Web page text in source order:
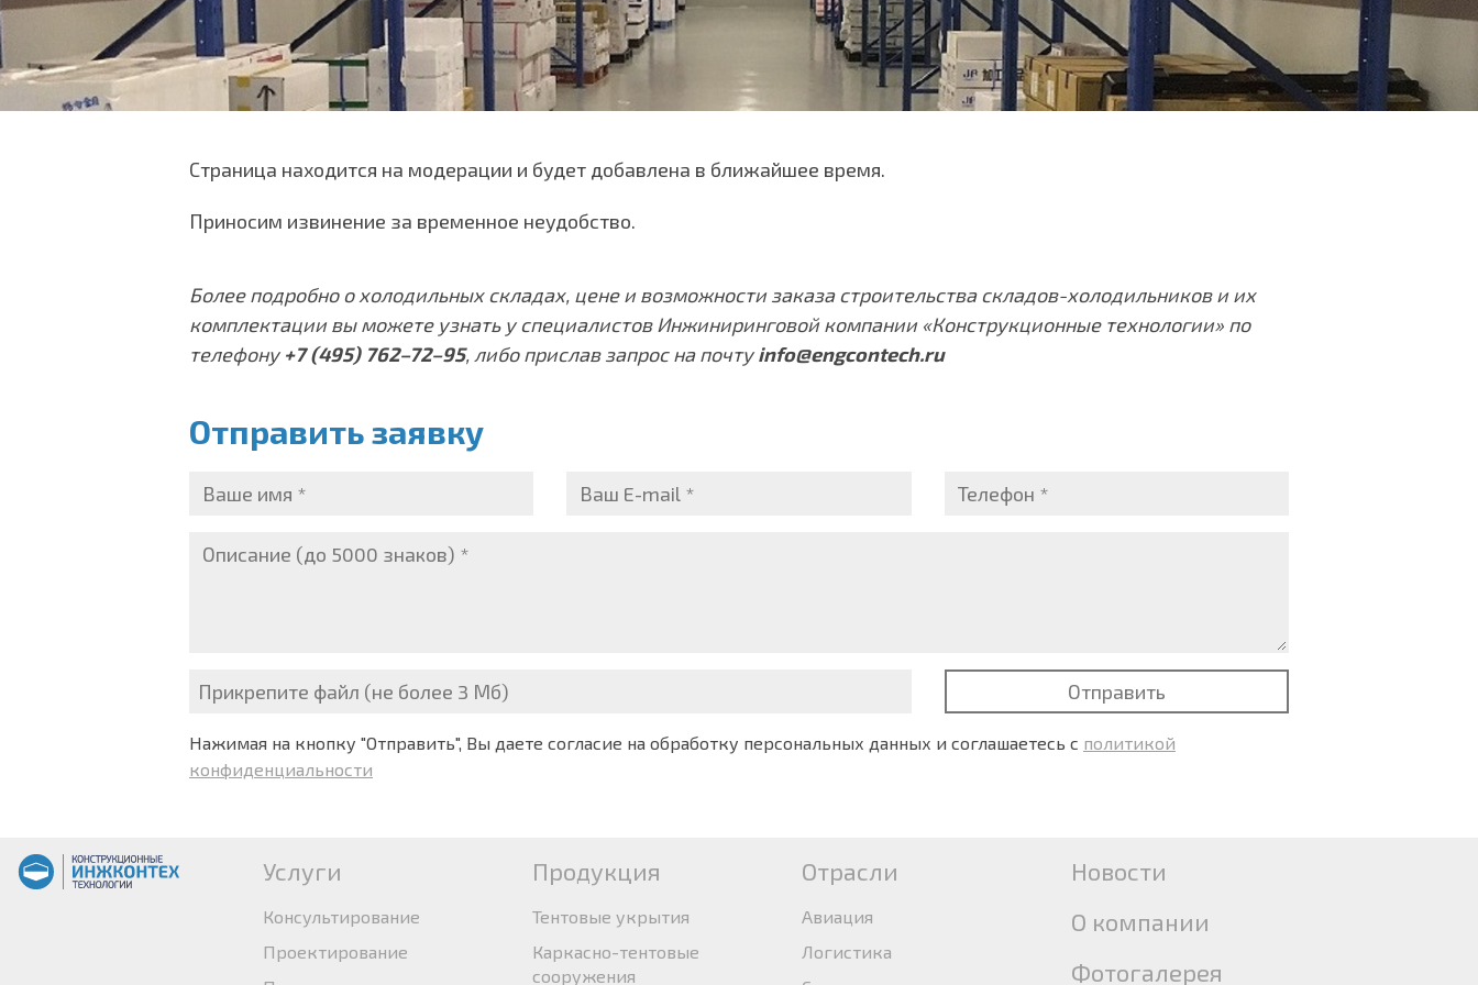
Страница находится на модерации и будет добавлена в ближайшее время.
Приносим извинение за временное неудобство.
Более подробно о холодильных складах, цене и возможности заказа строительства складов-холодильников и их
комплектации вы можете узнать у специалистов Инжиниринговой компании «Конструкционные технологии» по
телефону +7 (495) 762–72–95, либо прислав запрос на почтуinfo@engcontech.ru
Отправить заявку
Прикрепите файл (не более 3 Мб) Отправить
Нажимая на кнопку "Отправить", Вы даете согласие на обработку персональных данных и соглашаетесь с политикой
конфиденциальности
Услуги
Консультирование
Проектирование
Продукция
Тентовые укрытия
Каркасно-тентовые
сооружения
Отрасли
Авиация
Логистика
Новости
О компании
Фотогалерея